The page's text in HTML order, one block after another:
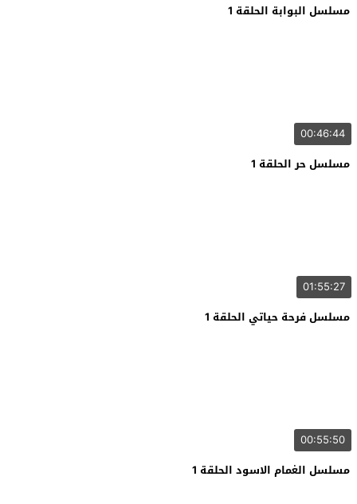
مسلسل البوابة الحلقة 1
00:46:44
مسلسل حر الحلقة 1
01:55:27
مسلسل فرحة حياتي الحلقة 1
00:55:50
مسلسل الغمام الاسود الحلقة 1